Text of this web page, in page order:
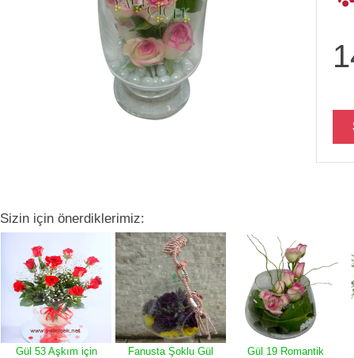
Sizin için önerdiklerimiz:
Gül 53 Aşkım için
Fanusta Şoklu Gül
Gül 19 Romantik